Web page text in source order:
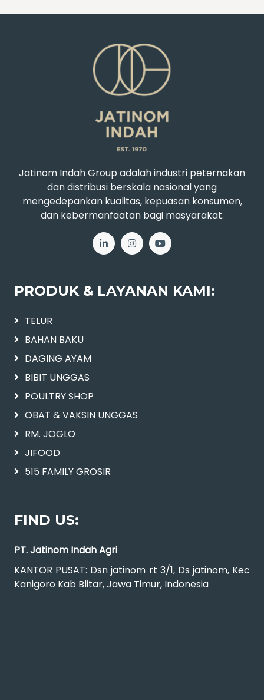
Jatinom Indah Group adalah industri peternakan
dan distribusi berskala nasional yang
mengedepankan kualitas, kepuasan konsumen,
dan kebermanfaatan bagi masyarakat.
PRODUK & LAYANAN KAMI:
TELUR
BAHAN BAKU
DAGING AYAM
BIBIT UNGGAS
POULTRY SHOP
OBAT & VAKSIN UNGGAS
RM. JOGLO
JIFOOD
515 FAMILY GROSIR
FIND US:
PT. Jatinom Indah Agri
KANTOR PUSAT: Dsn jatinom rt 3/1, Ds jatinom, Kec
Kanigoro Kab Blitar, Jawa Timur, Indonesia